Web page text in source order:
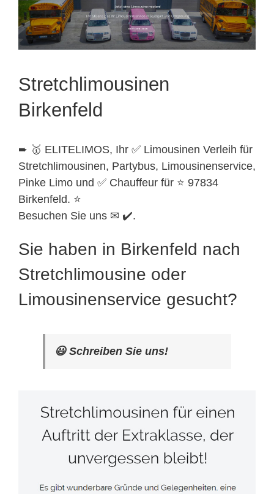
Stretchlimousinen
Birkenfeld
➨ 🥇 ELITELIMOS, Ihr ✅ Limousinen Verleih für
Stretchlimousinen, Partybus, Limousinenservice,
Pinke Limo und ✅ Chauffeur für ⭐ 97834
Birkenfeld. ⭐
Besuchen Sie uns ✉ ✔️.
Sie haben in Birkenfeld nach
Stretchlimousine oder
Limousinenservice gesucht?
😃 Schreiben Sie uns!